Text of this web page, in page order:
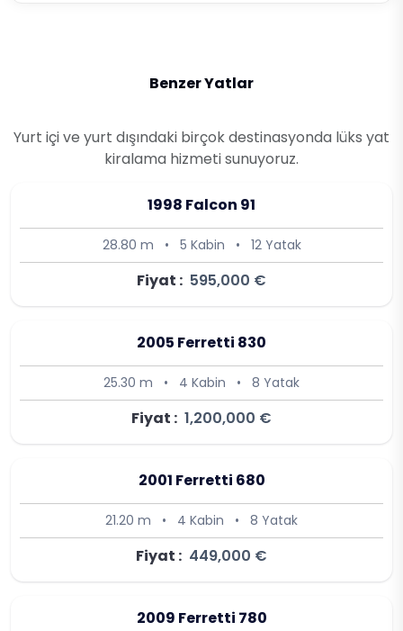
Benzer Yatlar
Yurt içi ve yurt dışındaki birçok destinasyonda lüks yat
kiralama hizmeti sunuyoruz.
1998 Falcon 91
28.80 m • 5 Kabin • 12 Yatak
Fiyat : 595,000 €
2005 Ferretti 830
25.30 m • 4 Kabin • 8 Yatak
Fiyat : 1,200,000 €
2001 Ferretti 680
21.20 m • 4 Kabin • 8 Yatak
Fiyat : 449,000 €
2009 Ferretti 780